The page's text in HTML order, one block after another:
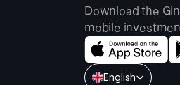
Download the
mobile
Select Language
English